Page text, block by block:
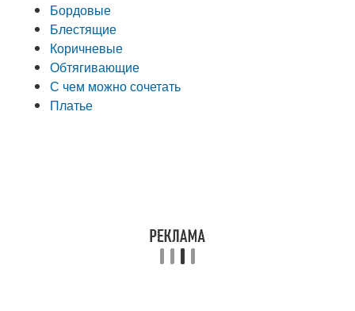
Бордовые
Блестящие
Коричневые
Обтягивающие
С чем можно сочетать
Платье